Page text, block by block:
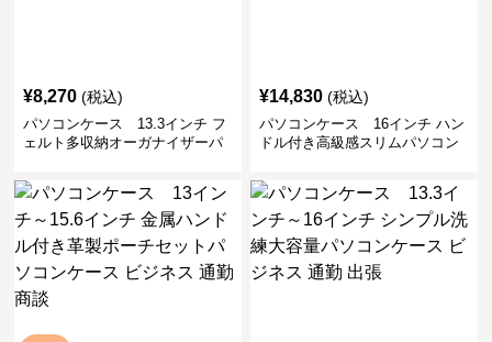
¥8,270 (税込)
パソコンケース 13.3インチ フ
ェルト多収納オーガナイザーパ
宅ワーク
¥14,830 (税込)
パソコンケース 16インチ ハン
ドル付き高級感スリムパソコン